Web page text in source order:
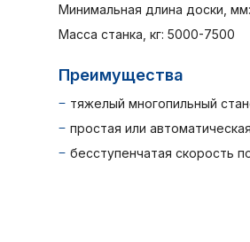
Минимальная длина доски,
Масса станка, кг: 5000-7500
Преимущества
тяжелый многопильный
простая или
бесступенчатая скорость